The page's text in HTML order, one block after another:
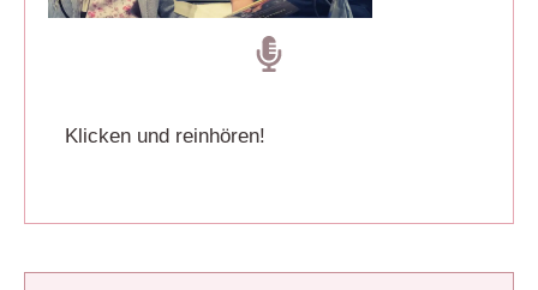
Klicken und reinhören!